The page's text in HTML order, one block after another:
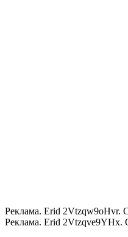
Реклама. Erid
Реклама. Erid